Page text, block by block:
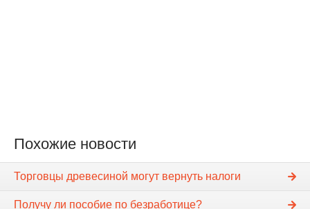
Похожие новости
Торговцы древесиной могут вернуть налоги
Получу ли пособие по безработице?